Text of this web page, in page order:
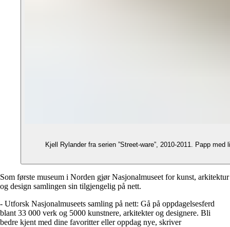
Kjell Rylander fra serien ”Street-ware”, 2010-2011. Papp med limt støpt porselen. I Nasjonalmuseets samling. ©Rylander, Kjell/BONO. Foto: Nasjonalmuseet. Alle bildene i denne artikkelen er hentet fra
Som første museum i Norden gjør Nasjonalmuseet for kunst, arkitektur
og design samlingen sin tilgjengelig på nett.
- Utforsk Nasjonalmuseets samling på nett: Gå på oppdagelsesferd
blant 33 000 verk og 5000 kunstnere, arkitekter og designere. Bli
bedre kjent med dine favoritter eller oppdag nye, skriver